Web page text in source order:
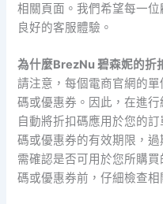
相關頁面。我們希望每一
良好的客服體驗。
為什麼BrezNu 碧森妮的折
請注意，每個電商官網的
碼或優惠券。因此，在進
自動將折扣碼應用於您的
碼或優惠券的有效期限，
需確認是否可用於您所購
碼或優惠券前，仔細檢查相